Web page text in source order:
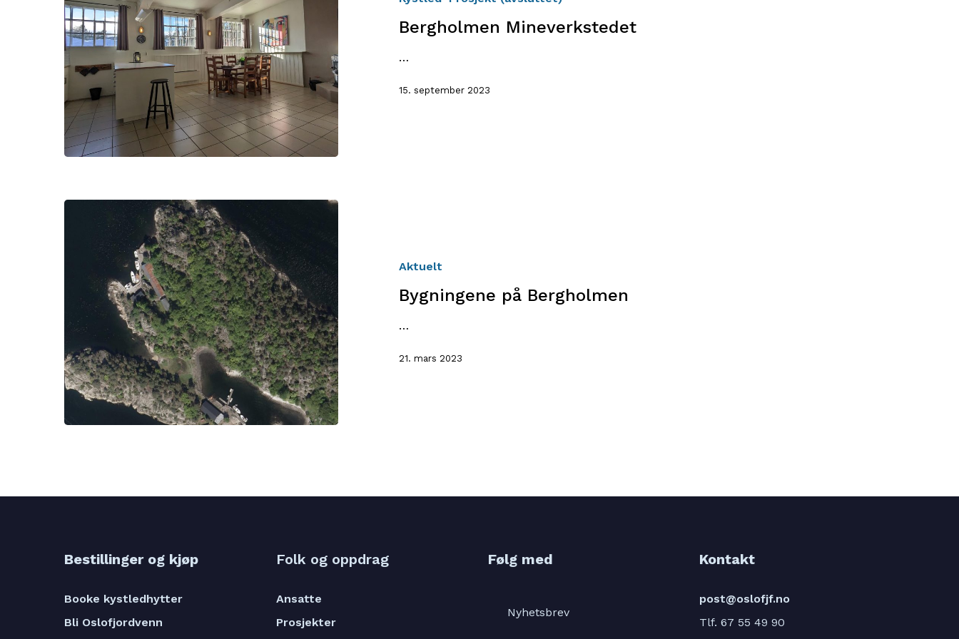
Bergholmen Mineverkstedet
…
15. september 2023
Aktuelt
Bygningene på Bergholmen
…
21. mars 2023
Bestillinger og kjøp
Booke kystledhytter
Bli Oslofjordvenn
Folk og oppdrag
Ansatte
Prosjekter
Følg med
Nyhetsbrev
Kontakt
post@oslofjf.no
Tlf. 67 55 49 90